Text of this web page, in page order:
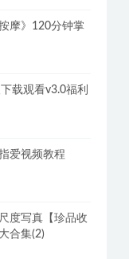
摩》120分钟掌
载观看v3.0福利
爱视频教程
度写真【珍品收
合集(2)